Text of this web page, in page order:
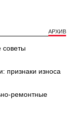
АРХИВ
советы
признаки износа
ремонтные